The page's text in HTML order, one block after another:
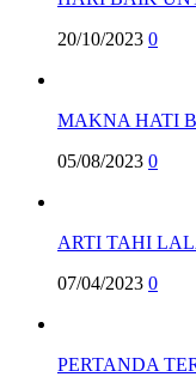
20/10/2023 0
MAKNA HATI
05/08/2023 0
ARTI TAHI
07/04/2023 0
PERTANDA